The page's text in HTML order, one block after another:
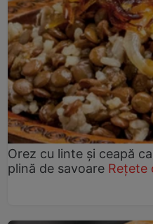
Orez cu linte și ceapă
plină de savoare Rețete